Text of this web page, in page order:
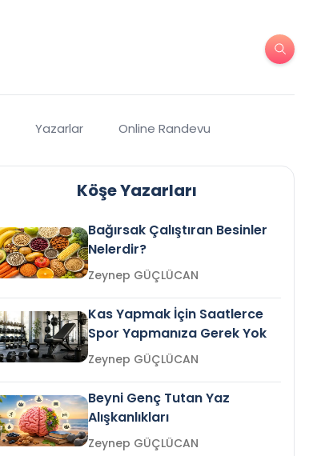
Yazarlar Online Randevu
Köşe Yazarları
Bağırsak Çalıştıran Besinler
Nelerdir?
Zeynep GÜÇLÜCAN
Kas Yapmak İçin Saatlerce
Spor Yapmanıza Gerek Yok
Zeynep GÜÇLÜCAN
Beyni Genç Tutan Yaz
Alışkanlıkları
Zeynep GÜÇLÜCAN